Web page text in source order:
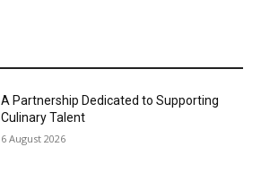
A Partnership Dedicated to Supporting
Culinary Talent
6 August 2026